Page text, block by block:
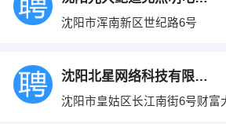
沈阳市浑南新区世纪路6号
沈阳北星网络科技有限公司
沈阳市皇姑区长江南街6号财富